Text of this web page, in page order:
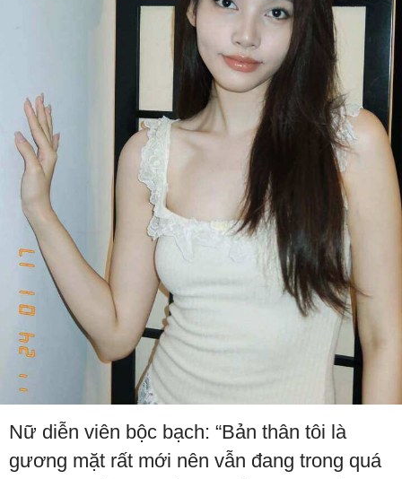
Nữ diễn viên bộc bạch: “Bản thân tôi là
gương mặt rất mới nên vẫn đang trong quá